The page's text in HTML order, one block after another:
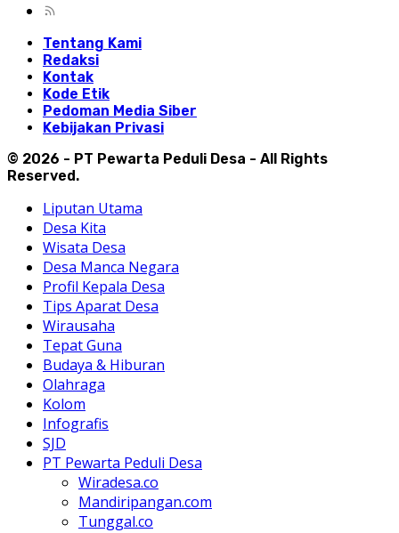
Tentang Kami
Redaksi
Kontak
Kode Etik
Pedoman Media Siber
Kebijakan Privasi
© 2026 - PT Pewarta Peduli Desa - All Rights
Reserved.
Liputan Utama
Desa Kita
Wisata Desa
Desa Manca Negara
Profil Kepala Desa
Tips Aparat Desa
Wirausaha
Tepat Guna
Budaya & Hiburan
Olahraga
Kolom
Infografis
SJD
PT Pewarta Peduli Desa
Wiradesa.co
Mandiripangan.com
Tunggal.co